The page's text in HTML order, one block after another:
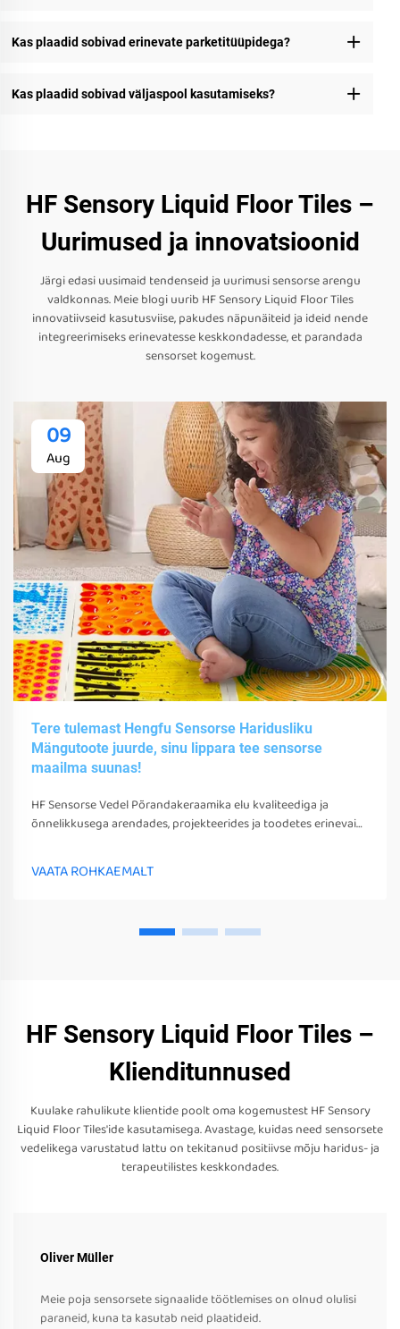
Kas plaadid sobivad erinevate parketitüüpidega?
Kas plaadid sobivad väljaspool kasutamiseks?
HF Sensory Liquid Floor Tiles –
Uurimused ja innovatsioonid
Järgi edasi uusimaid tendenseid ja uurimusi sensorse arengu
valdkonnas. Meie blogi uurib HF Sensory Liquid Floor Tiles
innovatiivseid kasutusviise, pakudes näpunäiteid ja ideid nende
integreerimiseks erinevatesse keskkondadesse, et parandada
sensorset kogemust.
09
Aug
Tere tulemast Hengfu Sensorse Haridusliku
Mängutoote juurde, sinu lippara tee sensorse
maailma suunas!
HF Sensorse Vedel Põrandakeraamika elu kvaliteediga ja
õnnelikkusega arendades, projekteerides ja toodetes erinevaid
tunneid
VAATA ROHKAEMALT
HF Sensory Liquid Floor Tiles –
Klienditunnused
Kuulake rahulikute klientide poolt oma kogemustest HF Sensory
Liquid Floor Tiles'ide kasutamisega. Avastage, kuidas need sensorsete
vedelikega varustatud lattu on tekitanud positiivse mõju haridus- ja
terapeutilistes keskkondades.
Oliver Müller
Meie poja sensorsete signaalide töötlemises on olnud olulisi
paraneid, kuna ta kasutab neid plaatideid.